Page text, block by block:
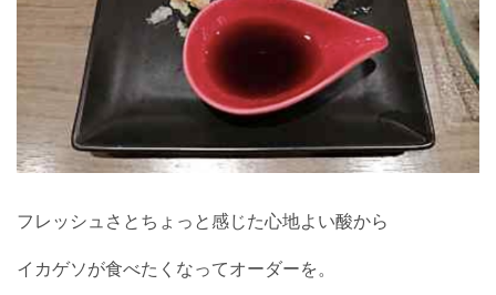
フレッシュさとちょっと感じた心地よい酸から
イカゲソが食べたくなってオーダーを。